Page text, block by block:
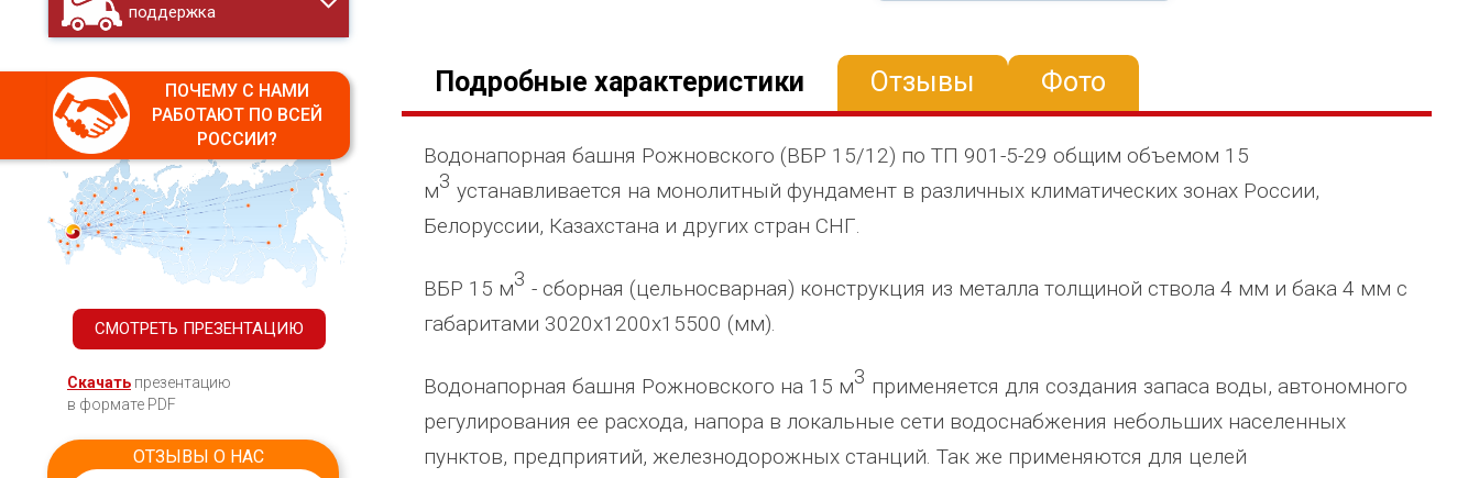
поддержка
ПОЧЕМУ С НАМИ
РАБОТАЮТ ПО ВСЕЙ
РОССИИ?
СМОТРЕТЬ ПРЕЗЕНТАЦИЮ
Скачать презентацию
в формате PDF
ОТЗЫВЫ О НАС
Подробные характеристики Отзывы Фото
Водонапорная башня Рожновского (ВБР 15/12) по ТП 901-5-29 общим объемом 15
м3 устанавливается на монолитный фундамент в различных климатических зонах России,
Белоруссии, Казахстана и других стран СНГ.
ВБР 15 м3 - сборная (цельносварная) конструкция из металла толщиной ствола 4 мм и бака 4 мм с
габаритами 3020х1200х15500 (мм).
Водонапорная башня Рожновского на 15 м3 применяется для создания запаса воды, автономного
регулирования ее расхода, напора в локальные сети водоснабжения небольших населенных
пунктов, предприятий, железнодорожных станций. Так же применяются для целей